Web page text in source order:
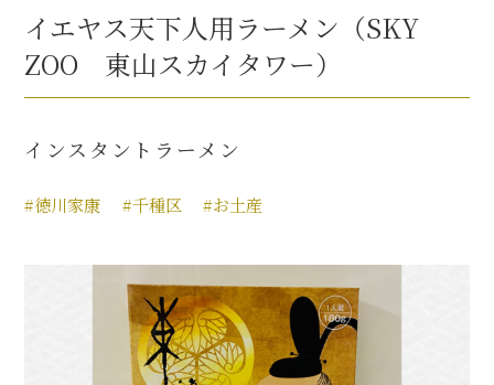
イエヤス天下人用ラーメン（SKY
ZOO 東山スカイタワー）
インスタントラーメン
#徳川家康 #千種区 #お土産